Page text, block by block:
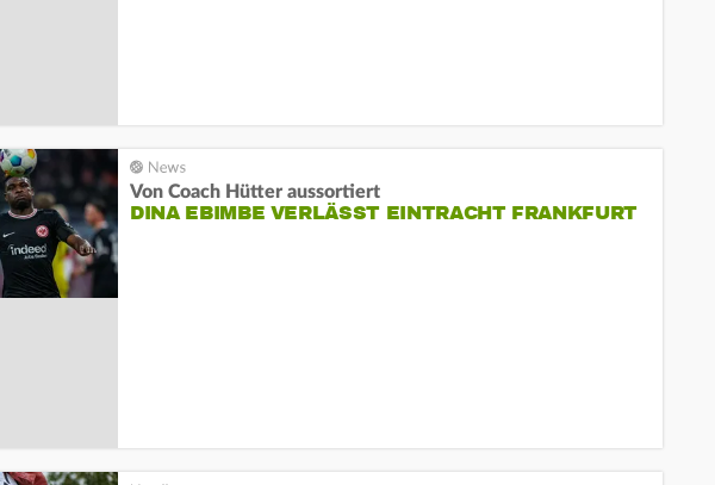
Von Coach Hütter aussortiert
DINA EBIMBE VERLÄSST EINTRACHT FRANKFURT